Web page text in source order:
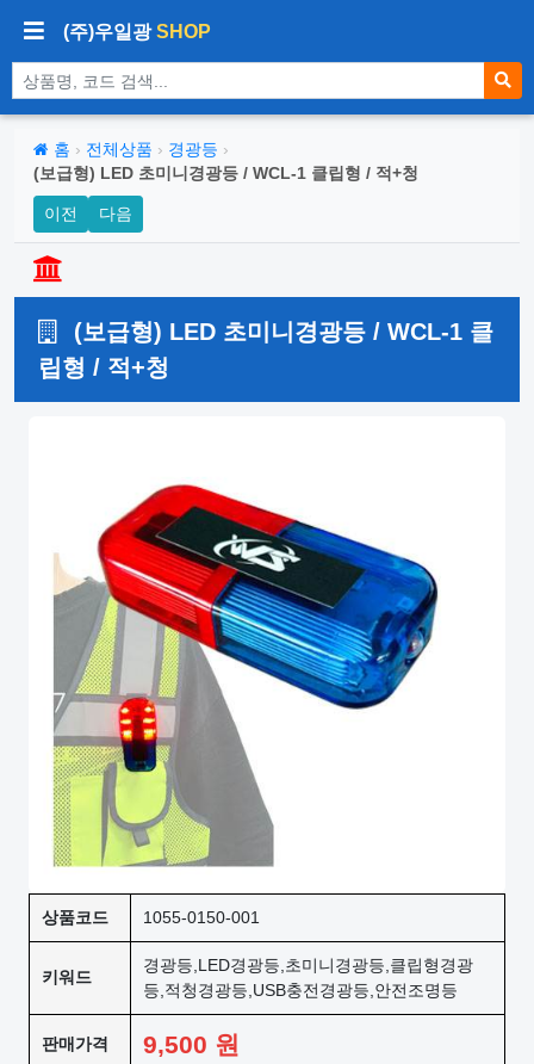
(주)우일광SHOP
상품 검색
홈 › 전체상품 › 경광등 ›
(보급형) LED 초미니경광등 / WCL-1 클립형 / 적+청
이전 다음
(보급형) LED 초미니경광등 / WCL-1 클
립형 / 적+청
상품코드 1055-0150-001
키워드
경광등,LED경광등,초미니경광등,클립형경광
등,적청경광등,USB충전경광등,안전조명등
판매가격 9,500 원